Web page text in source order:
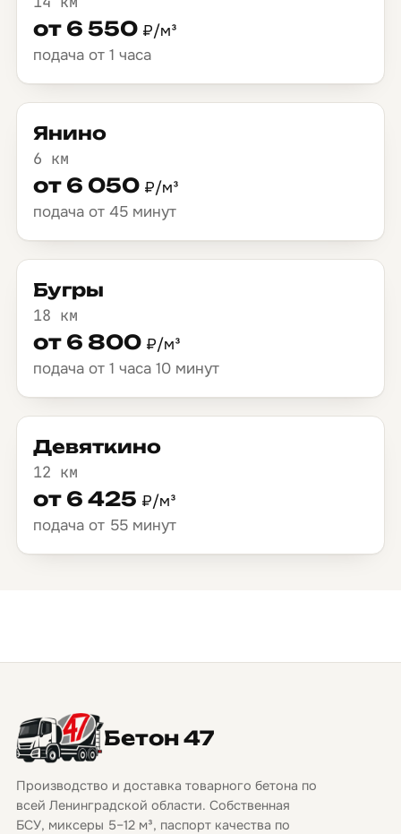
от 6 550 ₽/м³
подача от 1 часа
Янино
6 км
от 6 050 ₽/м³
подача от 45 минут
Бугры
18 км
от 6 800 ₽/м³
подача от 1 часа 10 минут
Девяткино
12 км
от 6 425 ₽/м³
подача от 55 минут
Бетон 47
Производство и доставка товарного бетона по
всей Ленинградской области. Собственная
БСУ, миксеры 5–12 м³, паспорт качества по